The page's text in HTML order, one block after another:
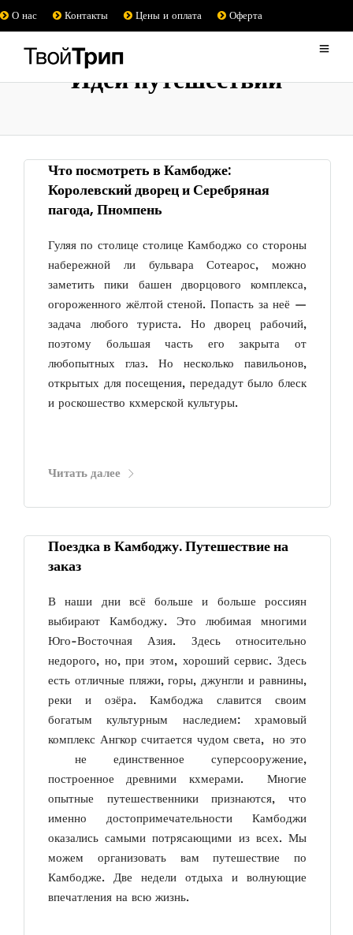
О нас Контакты Цены и оплата Оферта
Идеи путешествий
Что посмотреть в Камбодже:
Королевский дворец и Серебряная
пагода, Пномпень
Гуляя по столице столице Камбоджо со стороны
набережной ли бульва­ра Сотеарос, можно
заметить пики башен дворцового комплекса,
огороженного жёлтой стеной. Попасть за неё —
задача любого туриста. Но дворец рабочий,
поэтому большая часть его закрыта от
любопытных глаз. Но несколько павильонов,
открытых для посещения, передадут было блеск
и роскошество кхмерской культуры.
Читать далее
Поездка в Камбоджу. Путешествие на
заказ
В наши дни всё больше и больше россиян
выбирают Камбоджу. Это любимая многими
Юго-Восточная Азия. Здесь относительно
недорого, но, при этом, хороший сервис. Здесь
есть отличные пляжи, горы, джунгли и равнины,
реки и озёра. Камбоджа славится своим
богатым культурным наследием: храмовый
комплекс Ангкор считается чудом света, но это
не единственное суперсооружение,
построенное древними кхмерами. Многие
опытные путешественники признаются, что
именно достопримечательности Камбоджи
оказались самыми потрясающими из всех. Мы
можем организовать вам путешествие по
Камбодже. Две недели отдыха и волнующие
впечатления на всю жизнь.